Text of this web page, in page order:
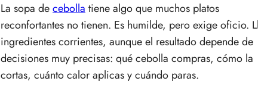
La sopa decebolla tiene algo que muchos platos
reconfortantes no tienen. Es humilde, pero exige oficio.
ingredientes corrientes, aunque el resultado depende de
decisiones muy precisas: qué cebolla compras, cómo la
cortas, cuánto calor aplicas y cuándo paras.